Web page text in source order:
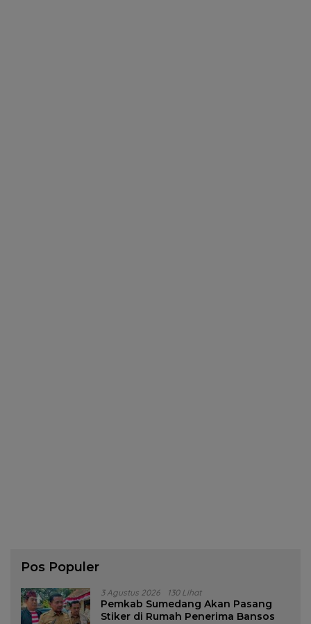
Pos Populer
3 Agustus 2026 130 Lihat
Pemkab Sumedang Akan Pasang
Stiker di Rumah Penerima Bansos